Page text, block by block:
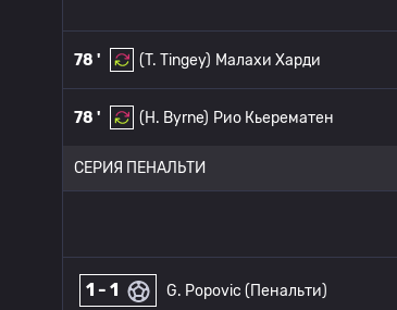
78 ' (T. Tingey) Малахи Харди
78 ' (H. Byrne) Рио Кьерематен
СЕРИЯ ПЕНАЛЬТИ
1 - 1 G. Popovic (Пенальти)